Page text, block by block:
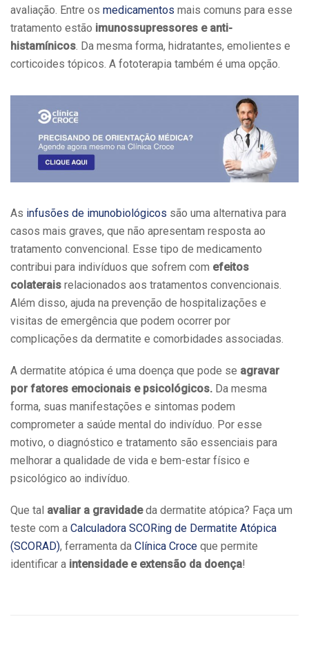
avaliação. Entre os medicamentos mais comuns para esse
tratamento estão imunossupressores e anti-
histamínicos. Da mesma forma, hidratantes, emolientes e
corticoides tópicos. A fototerapia também é uma opção.
As infusões de imunobiológicos são uma alternativa para
casos mais graves, que não apresentam resposta ao
tratamento convencional. Esse tipo de medicamento
contribui para indivíduos que sofrem com efeitos
colaterais relacionados aos tratamentos convencionais.
Além disso, ajuda na prevenção de hospitalizações e
visitas de emergência que podem ocorrer por
complicações da dermatite e comorbidades associadas.
A dermatite atópica é uma doença que pode se agravar
por fatores emocionais e psicológicos. Da mesma
forma, suas manifestações e sintomas podem
comprometer a saúde mental do indivíduo. Por esse
motivo, o diagnóstico e tratamento são essenciais para
melhorar a qualidade de vida e bem-estar físico e
psicológico ao indivíduo.
Que tal avaliar a gravidadeda dermatite atópica? Faça um
teste com a Calculadora SCORing de Dermatite Atópica
(SCORAD), ferramenta da Clínica Croce que permite
identificar a intensidade e extensão da doença!